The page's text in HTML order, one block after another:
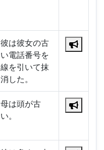
彼は彼女の古
い電話番号を
線を引いて抹
消した。
母は頭が古
い。